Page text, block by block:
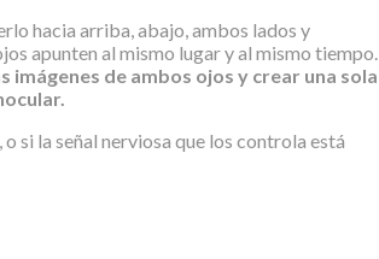
hacia arriba, abajo, ambos lados y
apunten al mismo lugar y al mismo tiempo.
de ambos ojos y crear una sola
si la señal nerviosa que los controla está